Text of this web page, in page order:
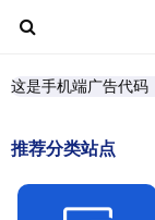
这是手机端广告代码
推荐分类站点